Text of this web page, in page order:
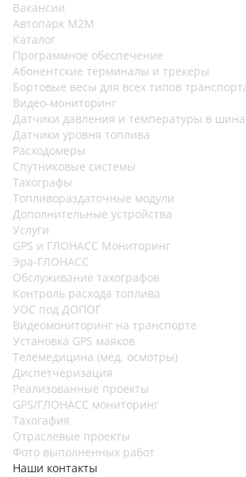
Вакансии
Автопарк М2М
Каталог
Программное обеспечение
Абонентские терминалы и трекеры
Бортовые весы для всех типов
Видео-мониторинг
Датчики давления и температуры в
Датчики уровня топлива
Расходомеры
Спутниковые системы
Тахографы
Топливораздаточные модули
Дополнительные устройства
Услуги
GPS и ГЛОНАСС Мониторинг
Эра-ГЛОНАСС
Обслуживание тахографов
Контроль расхода топлива
УОС под ДОПОГ
Видеомониторинг на транспорте
Установка GPS маяков
Телемедицина (мед. осмотры)
Диспетчеризация
Реализованные проекты
GPS/ГЛОНАСС мониторинг
Тахогафия
Отраслевые проекты
Фото выполненных работ
Наши контакты